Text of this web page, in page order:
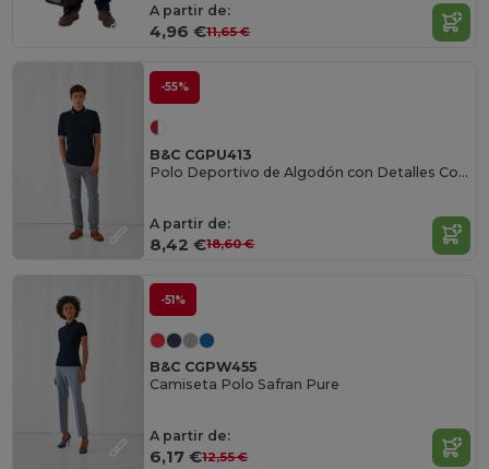
A partir de:
4,96 €11,65 €
-55%
B&C CGPU413
Polo Deportivo de Algodón con Detalles Contrastados
A partir de:
8,42 €18,60 €
-51%
B&C CGPW455
Camiseta Polo Safran Pure
A partir de:
6,17 €12,55 €